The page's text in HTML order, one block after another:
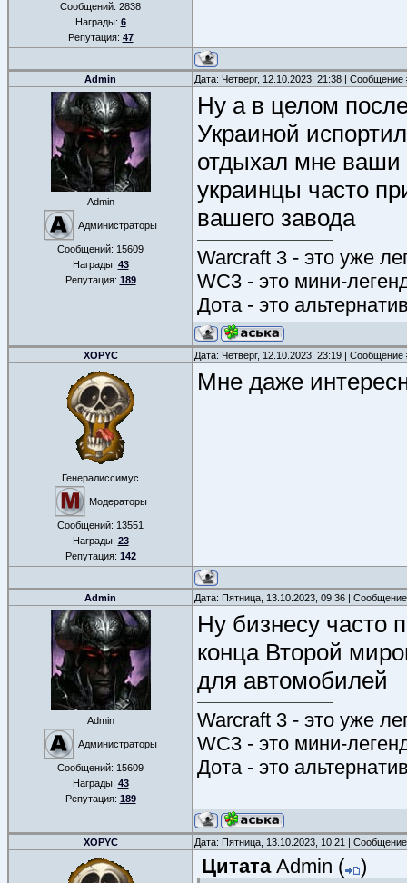
Сообщений: 2838
Награды: 6
Репутация: 47
Admin Дата: Четверг, 12.10.2023, 21:38 |
Admin
Администраторы
Сообщений: 15609
Награды: 43
Репутация: 189
Ну а в целом
Украиной
отдыхал мне ваши
украинцы часто
вашего завода
Warcraft 3 - это уже
WC3 - это мини-
Дота - это
XOPYC Дата: Четверг, 12.10.2023, 23:19 |
Генералиссимус
Модераторы
Сообщений: 13551
Награды: 23
Репутация: 142
Мне даже
Admin Дата: Пятница, 13.10.2023, 09:36 |
Admin
Администраторы
Сообщений: 15609
Награды: 43
Репутация: 189
Ну бизнесу часто
конца Второй
для автомобилей
Warcraft 3 - это уже
WC3 - это мини-
Дота - это
XOPYC Дата: Пятница, 13.10.2023, 10:21 |
Цитата Admin ( )